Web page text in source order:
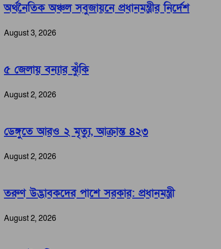
অর্থনৈতিক অঞ্চল সবুজায়নে প্রধানমন্ত্রীর নির্দেশ
August 3, 2026
৫ জেলায় বন্যার ঝুঁকি
August 2, 2026
ডেঙ্গুতে আরও ২ মৃত্যু, আক্রান্ত ৪২৩
August 2, 2026
তরুণ উদ্ভাবকদের পাশে সরকার: প্রধানমন্ত্রী
August 2, 2026